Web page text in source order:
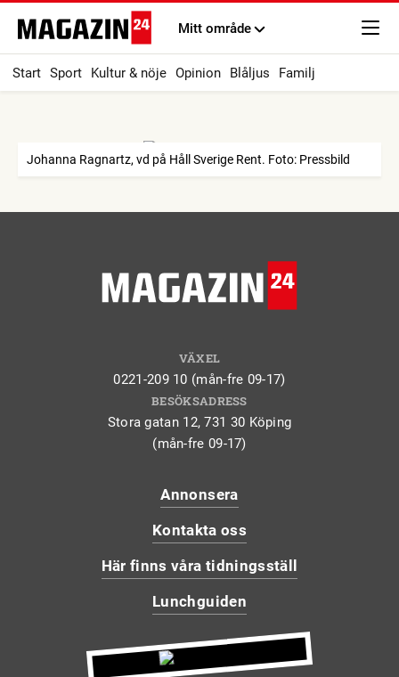
Mitt område
Start Sport Kultur & nöje Opinion Blåljus Familj
Johanna Ragnartz, vd på Håll Sverige Rent. Foto: Pressbild
VÄXEL
0221-209 10 (mån-fre 09-17)
BESÖKSADRESS
Stora gatan 12, 731 30 Köping
(mån-fre 09-17)
Annonsera
Kontakta oss
Här finns våra tidningsställ
Lunchguiden